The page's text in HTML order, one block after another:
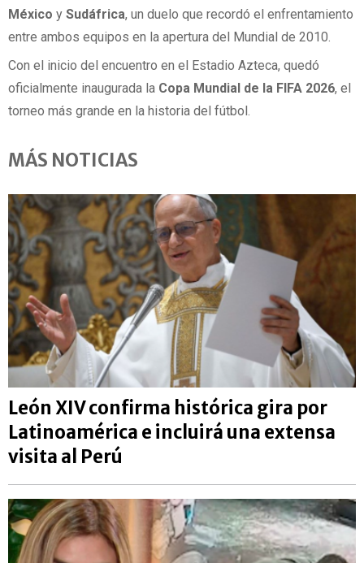
México y Sudáfrica, un duelo que recordó el enfrentamiento
entre ambos equipos en la apertura del Mundial de 2010.
Con el inicio del encuentro en el Estadio Azteca, quedó
oficialmente inaugurada la Copa Mundial de la FIFA 2026, el
torneo más grande en la historia del fútbol.
MÁS NOTICIAS
León XIV confirma histórica gira por
Latinoamérica e incluirá una extensa
visita al Perú